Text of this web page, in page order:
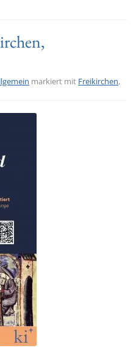
markiert mit Freikirchen,